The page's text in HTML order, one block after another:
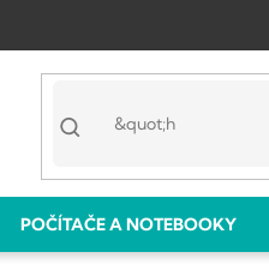
POČÍTAČE A NOTEBOOKY